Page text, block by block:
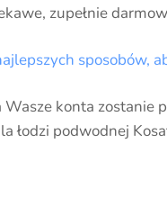
zupełnie
sposobów,
Wasze konta
łodzi podwodnej